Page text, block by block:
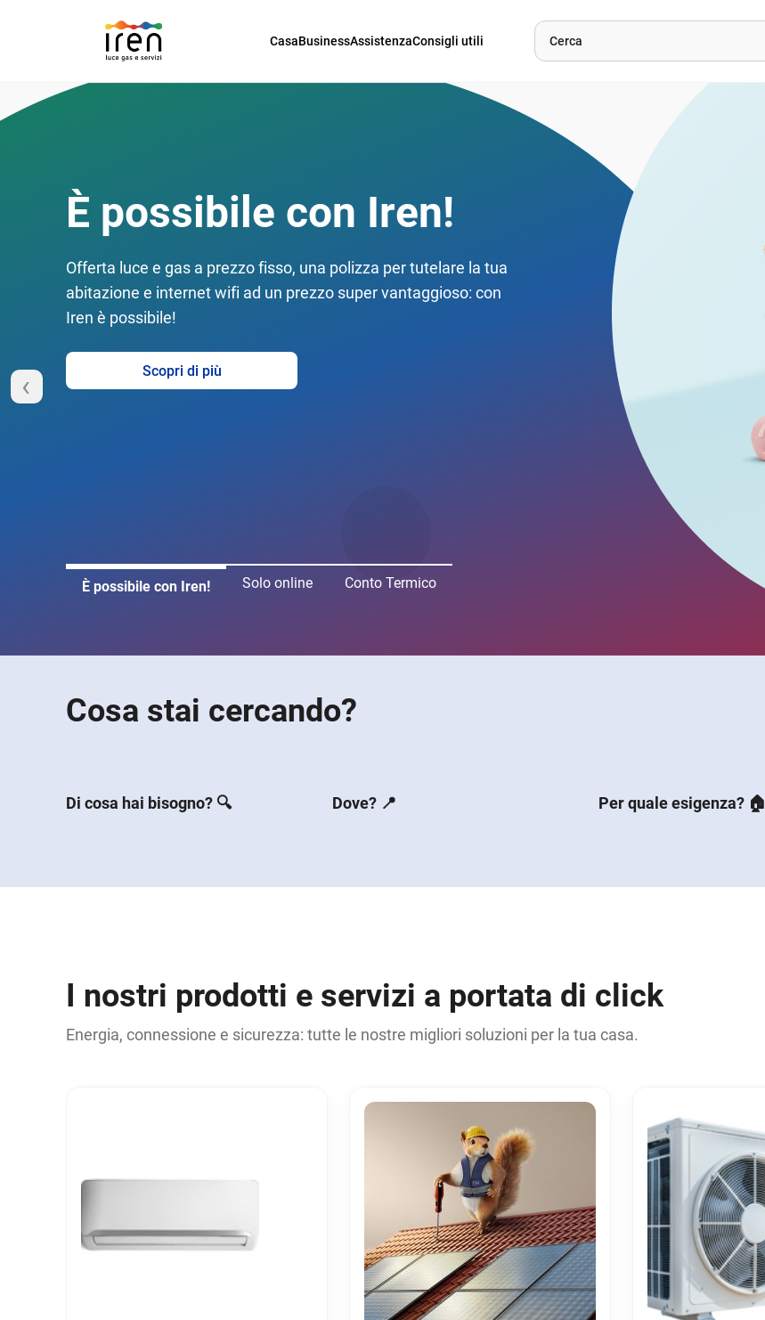
CasaBusinessAssistenzaConsigli utili
È possibile con Iren! Solo online Conto Termico
‹
È possibile con Iren!
Offerta luce e gas a prezzo fisso, una polizza per tutelare la tua
abitazione e internet wifi ad un prezzo super vantaggioso: con
Iren è possibile!
Scopri di più
Cosa stai cercando?
Di cosa hai bisogno? 🔍 Dove? 📍 Per quale esigenza? 🏠
I nostri prodotti e servizi a portata di click
Energia, connessione e sicurezza: tutte le nostre migliori soluzioni per la tua casa.